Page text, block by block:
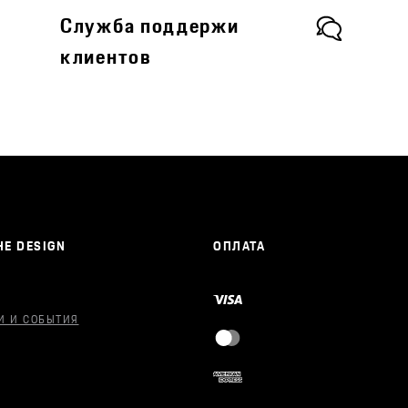
Служба поддержи
клиентов
DESIGN ОПЛАТА
И СОБЫТИЯ